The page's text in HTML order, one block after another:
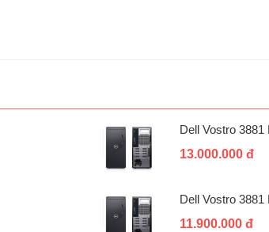
Dell Vostro
13.000.000 đ
Dell Vostro
11.900.000 đ